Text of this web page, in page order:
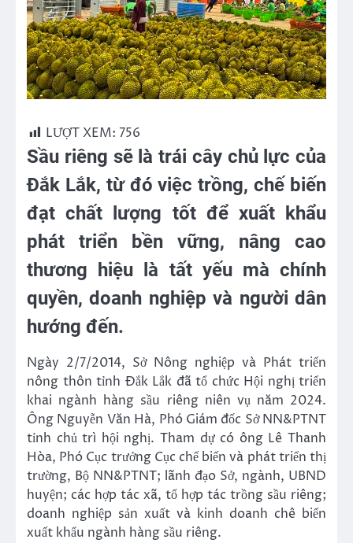
LƯỢT XEM: 756
Sầu riêng sẽ là trái cây chủ lực của
Đắk Lắk, từ đó việc trồng, chế biến
đạt chất lượng tốt để xuất khẩu
phát triển bền vững, nâng cao
thương hiệu là tất yếu mà chính
quyền, doanh nghiệp và người dân
hướng đến.
Ngày 2/7/2014, Sở Nông nghiệp và Phát triển
nông thôn tỉnh Đắk Lắk đã tổ chức Hội nghị triển
khai ngành hàng sầu riêng niên vụ năm 2024.
Ông Nguyễn Văn Hà, Phó Giám đốc Sở NN&PTNT
tỉnh chủ trì hội nghị. Tham dự có ông Lê Thanh
Hòa, Phó Cục trưởng Cục chế biến và phát triển thị
trường, Bộ NN&PTNT; lãnh đạo Sở, ngành, UBND
huyện; các hợp tác xã, tổ hợp tác trồng sầu riêng;
doanh nghiệp sản xuất và kinh doanh chê biến
xuất khẩu ngành hàng sầu riêng.